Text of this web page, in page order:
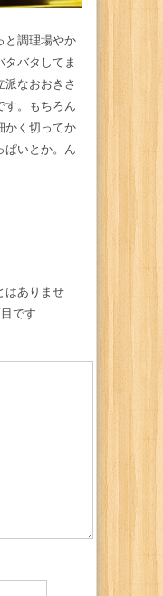
と調理場やか
バタしてま
派なおおきさ
す。もちろん
かく切ってか
ぱいとか。ん
はありませ
です